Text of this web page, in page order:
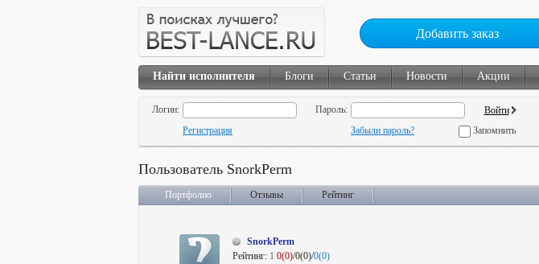
Добавить заказ
Найти исполнителя Блоги Статьи Новости Акции
Логин:
Пароль:
Регистрация
Забыли пароль? Запомнить
Пользователь SnorkPerm
Портфолио Отзывы Рейтинг
SnorkPerm
Рейтинг: 1 0(0)/0(0)/0(0)